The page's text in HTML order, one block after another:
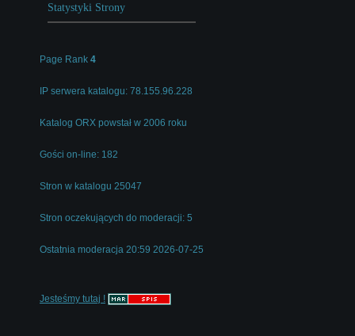
Statystyki Strony
Page Rank 4
IP serwera katalogu: 78.155.96.228
Katalog ORX powstał w 2006 roku
Gości on-line: 182
Stron w katalogu 25047
Stron oczekujących do moderacji: 5
Ostatnia moderacja 20:59 2026-07-25
Jesteśmy tutaj !